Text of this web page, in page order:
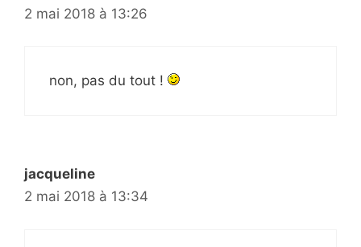
2 mai 2018 à 13:26
non, pas du tout !
jacqueline
2 mai 2018 à 13:34